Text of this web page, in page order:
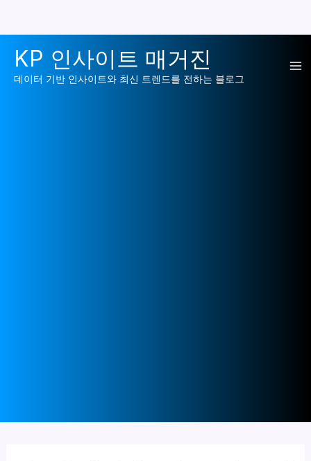
KP 인사이트 매거진
데이터 기반 인사이트와 최신 트렌드를 전하는 블로그